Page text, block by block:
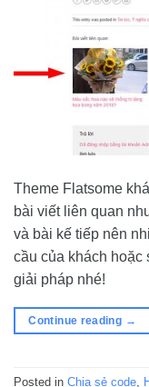
Theme Flatsome
bài viết liên quan
và bài kế tiếp nên
cầu của khách
giải pháp nhé!
Continue reading →
Posted in Chia sẻ code,